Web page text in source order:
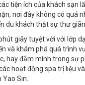
tiện ích của khách sạn
nơi đây không có quá
du khách thật sự thư
giây tuyệt vời với lớp
và khám phá quá trình
hay đắm mình trong sự
hoạt động spa trị liệu
Yao Sin.